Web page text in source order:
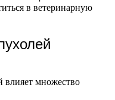
в ветеринарную
влияет множество